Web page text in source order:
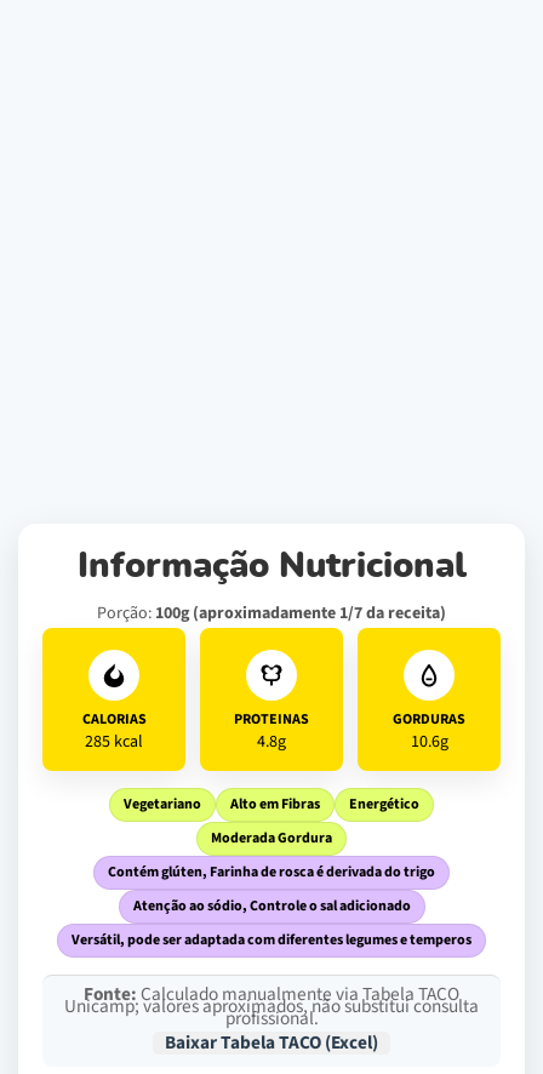
Informação Nutricional
Porção: 100g (aproximadamente 1/7 da receita)
CALORIAS
285 kcal
PROTEINAS
4.8g
GORDURAS
10.6g
Vegetariano Alto em Fibras
Energético
Moderada Gordura
Contém glúten, Farinha de rosca é derivada do trigo
Atenção ao sódio, Controle o sal adicionado
Versátil, pode ser adaptada com diferentes legumes e temperos
Fonte:Calculado manualmente via Tabela TACO
Unicamp; valores aproximados, não substitui consulta
profissional.
Baixar Tabela TACO (Excel)